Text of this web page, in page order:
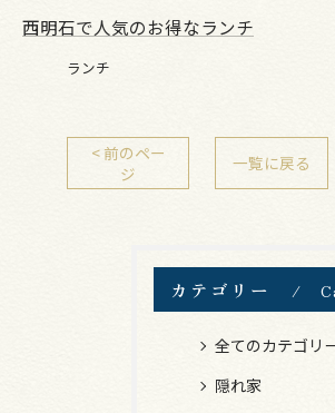
西明石で人気のお得なランチ
ランチ
< 前のペー
ジ
一覧に戻る
カテゴリー
全てのカテゴリ
隠れ家